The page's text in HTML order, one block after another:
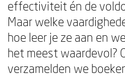
effectiviteit én de
Maar welke
hoe leer je ze aan en
het meest waardevol?
verzamelden we